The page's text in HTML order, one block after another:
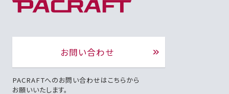
お問い合わせ
PACRAFTへのお問い合わせはこちらから
お願いいたします。